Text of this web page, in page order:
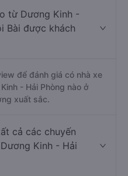
từ Dương Kinh -
Bài được khách
để đánh giá có nhà xe
- Hải Phòng nào ở
xuất sắc.
cả các chuyến
Kinh - Hải